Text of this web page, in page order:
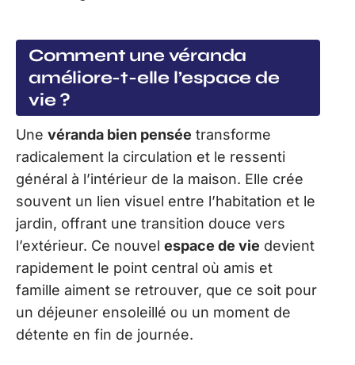
Comment une véranda
améliore-t-elle l’espace de
vie ?
Une véranda bien pensée transforme
radicalement la circulation et le ressenti
général à l’intérieur de la maison. Elle crée
souvent un lien visuel entre l’habitation et le
jardin, offrant une transition douce vers
l’extérieur. Ce nouvel espace de vie devient
rapidement le point central où amis et
famille aiment se retrouver, que ce soit pour
un déjeuner ensoleillé ou un moment de
détente en fin de journée.